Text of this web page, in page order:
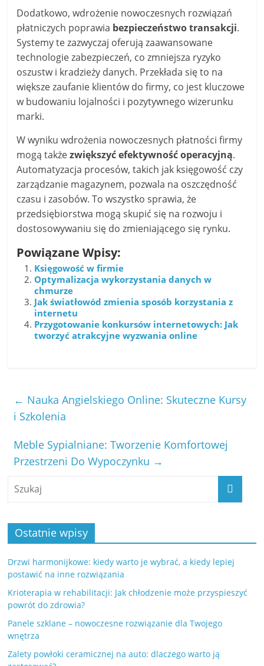
Dodatkowo, wdrożenie nowoczesnych rozwiązań
płatniczych poprawia bezpieczeństwo transakcji.
Systemy te zazwyczaj oferują zaawansowane
technologie zabezpieczeń, co zmniejsza ryzyko
oszustw i kradzieży danych. Przekłada się to na
większe zaufanie klientów do firmy, co jest kluczowe
w budowaniu lojalności i pozytywnego wizerunku
marki.
W wyniku wdrożenia nowoczesnych płatności firmy
mogą takżezwiększyć efektywność operacyjną.
Automatyzacja procesów, takich jak księgowość czy
zarządzanie magazynem, pozwala na oszczędność
czasu i zasobów. To wszystko sprawia, że
przedsiębiorstwa mogą skupić się na rozwoju i
dostosowywaniu się do zmieniającego się rynku.
Powiązane Wpisy:
Księgowość w firmie
Optymalizacja wykorzystania danych w
chmurze
Jak światłowód zmienia sposób korzystania z
internetu
Przygotowanie konkursów internetowych: Jak
tworzyć atrakcyjne wyzwania online
← Nauka Angielskiego Online: Skuteczne Kursy
i Szkolenia
Meble Sypialniane: Tworzenie Komfortowej
Przestrzeni Do Wypoczynku →
Ostatnie wpisy
Drzwi harmonijkowe: kiedy warto je wybrać, a kiedy lepiej
postawić na inne rozwiązania
Krioterapia w rehabilitacji: Jak chłodzenie może przyspieszyć
powrót do zdrowia?
Panele szklane – nowoczesne rozwiązanie dla Twojego
wnętrza
Zalety powłoki ceramicznej na auto: dlaczego warto ją